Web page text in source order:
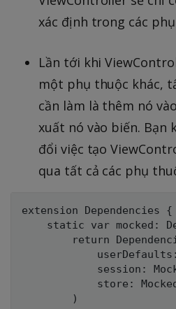
xác định trong các
Lần tới khi
một phụ thuộc khác,
cần làm là thêm nó
xuất nó vào biến. Bạn
đổi việc tạo
qua tất cả các phụ
extension Dependencies {
static var mocked:
return
session:
store:
        )